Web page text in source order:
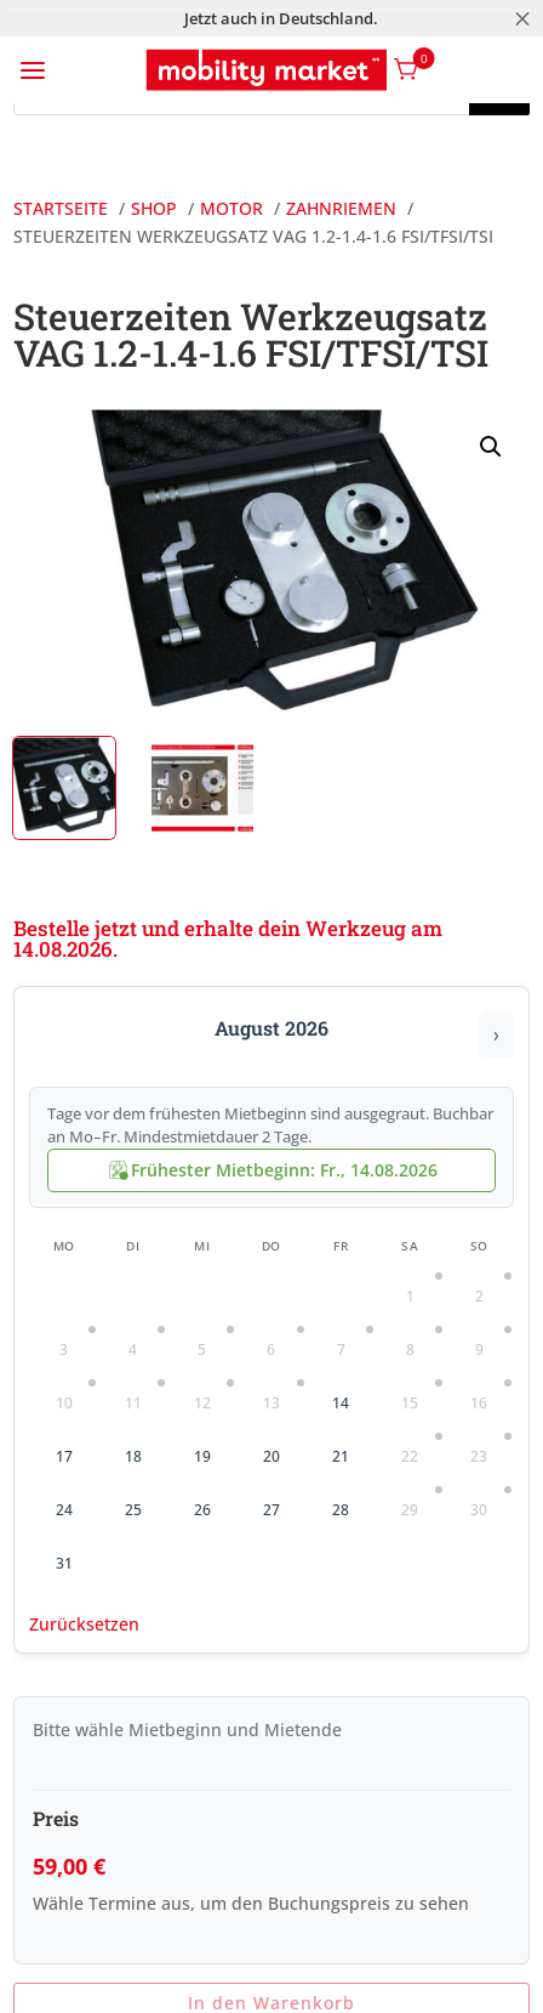
Jetzt auch in Deutschland. M
a 0
Products
Products
STARTSEITE SHOP MOTOR
ZAHNRIEMEN
STEUERZEITEN WERKZEUGSATZ VAG 1.2-1.4-1.6 FSI/TFSI/TSI
Steuerzeiten Werkzeugsatz
VAG 1.2-1.4-1.6 FSI/TFSI/TSI
Bestelle jetzt und erhalte dein Werkzeug am
14.08.2026.
August 2026 ›
Tage vor dem frühesten Mietbeginn sind ausgegraut. Buchbar
an Mo–Fr. Mindestmietdauer 2 Tage.
Frühester Mietbeginn: Fr., 14.08.2026
MO DI MI DO FR SA SO
1 2
3 4 5 6 7 8 9
10 11 12 13 14 15 16
17 18 19 20 21 22 23
24 25 26 27 28 29 30
31
Zurücksetzen
Bitte wähle Mietbeginn und Mietende
Preis
59,00€
Wähle Termine aus, um den Buchungspreis zu sehen
In den Warenkorb